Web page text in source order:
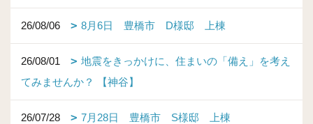
26/08/06 8月6日 豊橋市 D様邸 上棟
26/08/01
地震をきっかけに、住まいの「備え」を考え
てみませんか？ 【神谷】
26/07/28 7月28日 豊橋市 S様邸 上棟